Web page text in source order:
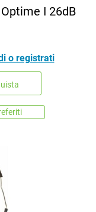
I 26dB
o registrati